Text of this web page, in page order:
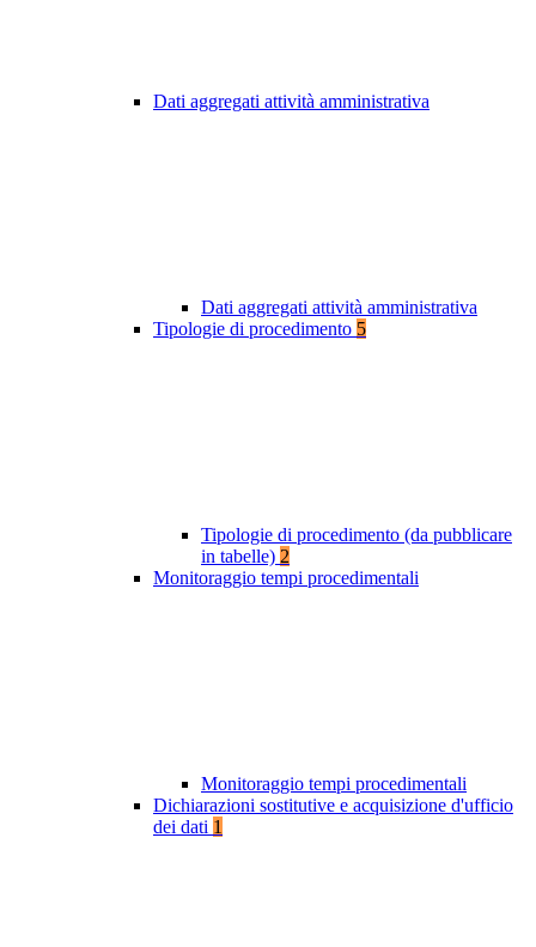
Dati aggregati attività amministrativa
Dati aggregati attività amministrativa
Tipologie di procedimento 5
Tipologie di procedimento (da pubblicare
in tabelle) 2
Monitoraggio tempi procedimentali
Monitoraggio tempi procedimentali
Dichiarazioni sostitutive e acquisizione d'ufficio
dei dati 1